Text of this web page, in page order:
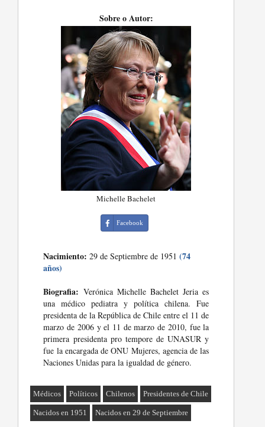
Sobre o Autor:
Michelle Bachelet
Facebook
Nacimiento: 29 de Septiembre de 1951(74
años)
Biografia: Verónica Michelle Bachelet Jeria es
una médico pediatra y política chilena. Fue
presidenta de la República de Chile entre el 11 de
marzo de 2006 y el 11 de marzo de 2010, fue la
primera presidenta pro tempore de UNASUR y
fue la encargada de ONU Mujeres, agencia de las
Naciones Unidas para la igualdad de género.
Médicos Políticos Chilenos Presidentes de Chile
Nacidos en 1951 Nacidos en 29 de Septiembre